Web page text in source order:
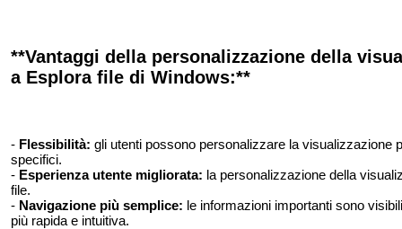
**Vantaggi della personalizzazione della
a Esplora file di Windows:**
- Flessibilità: gli utenti possono personalizzare la visualizzazione
specifici.
- Esperienza utente migliorata: la personalizzazione della
file.
- Navigazione più semplice: le informazioni importanti sono
più rapida e intuitiva.